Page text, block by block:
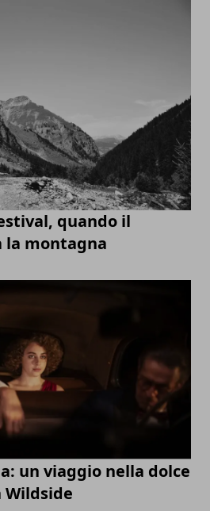
quando il
la montagna
un viaggio nella dolce